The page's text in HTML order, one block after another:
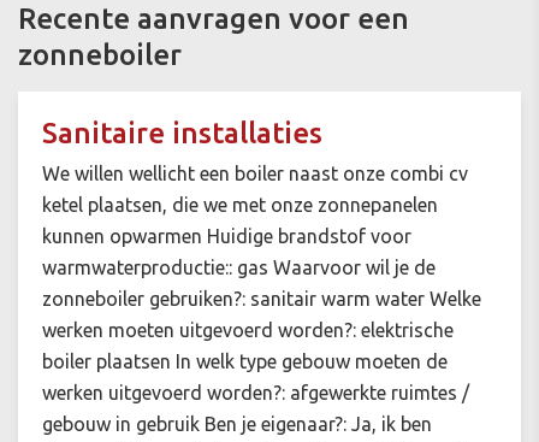
Recente aanvragen voor een
zonneboiler
Sanitaire installaties
We willen wellicht een boiler naast onze combi cv
ketel plaatsen, die we met onze zonnepanelen
kunnen opwarmen Huidige brandstof voor
warmwaterproductie:: gas Waarvoor wil je de
zonneboiler gebruiken?: sanitair warm water Welke
werken moeten uitgevoerd worden?: elektrische
boiler plaatsen In welk type gebouw moeten de
werken uitgevoerd worden?: afgewerkte ruimtes /
gebouw in gebruik Ben je eigenaar?: Ja, ik ben